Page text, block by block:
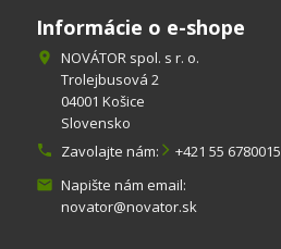
Informácie o e-shope

NOVÁTOR spol. s r. o.
Trolejbusová 2
04001 Košice
Slovensko
 Zavolajte nám: +421 55 6780015
 Napište nám email:
novator@novator.sk